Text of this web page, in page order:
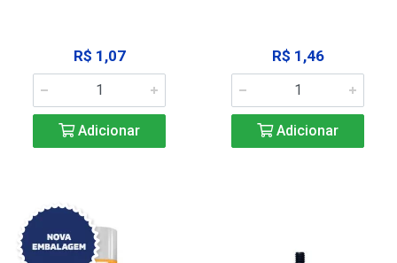
R$ 1,07
Adicionar
R$ 1,46
Adicionar